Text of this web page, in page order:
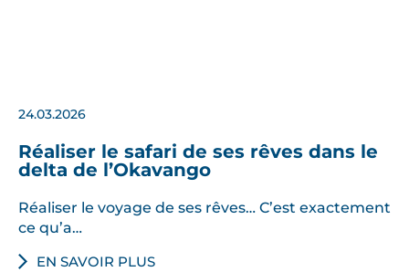
24.03.2026
Réaliser le safari de ses rêves dans le
delta de l’Okavango
Réaliser le voyage de ses rêves… C’est exactement
ce qu’a…
EN SAVOIR PLUS